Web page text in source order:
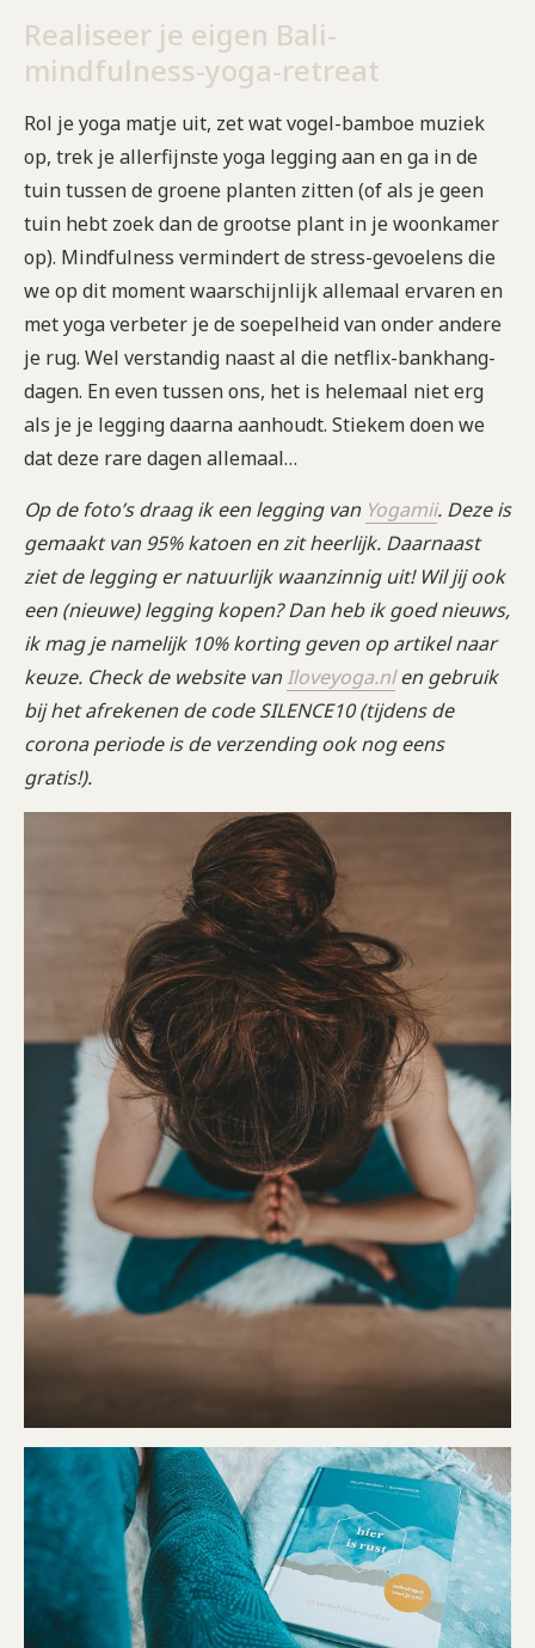
Realiseer je eigen Bali-
mindfulness-yoga-retreat
Rol je yoga matje uit, zet wat vogel-bamboe muziek
op, trek je allerfijnste yoga legging aan en ga in de
tuin tussen de groene planten zitten (of als je geen
tuin hebt zoek dan de grootse plant in je woonkamer
op). Mindfulness vermindert de stress-gevoelens die
we op dit moment waarschijnlijk allemaal ervaren en
met yoga verbeter je de soepelheid van onder andere
je rug. Wel verstandig naast al die netflix-bankhang-
dagen. En even tussen ons, het is helemaal niet erg
als je je legging daarna aanhoudt. Stiekem doen we
dat deze rare dagen allemaal…
Op de foto’s draag ik een legging van Yogamii. Deze is
gemaakt van 95% katoen en zit heerlijk. Daarnaast
ziet de legging er natuurlijk waanzinnig uit! Wil jij ook
een (nieuwe) legging kopen? Dan heb ik goed nieuws,
ik mag je namelijk 10% korting geven op artikel naar
keuze. Check de website vanIloveyoga.nl en gebruik
bij het afrekenen de code SILENCE10 (tijdens de
corona periode is de verzending ook nog eens
gratis!).